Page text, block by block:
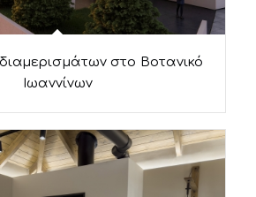
στο Βοτανικό
Ιωαννίνων